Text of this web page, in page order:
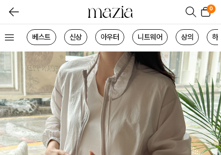
0
베스트 신상 아우터 니트웨어 상의 하